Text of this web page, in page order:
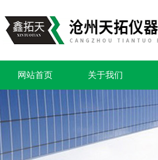
网站首页 关于我们